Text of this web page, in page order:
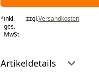
*inkl.
ges.
MwSt
zzgl.Versandkosten
Artikeldetails